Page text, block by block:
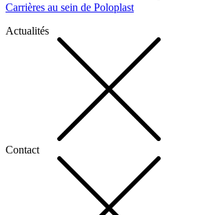
Carrières au sein de Poloplast
Actualités
Contact